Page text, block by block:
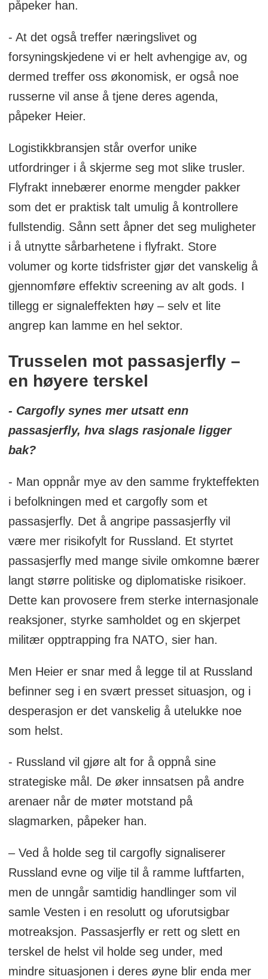
påpeker han.
- At det også treffer næringslivet og
forsyningskjedene vi er helt avhengige av, og
dermed treffer oss økonomisk, er også noe
russerne vil anse å tjene deres agenda,
påpeker Heier.
Logistikkbransjen står overfor unike
utfordringer i å skjerme seg mot slike trusler.
Flyfrakt innebærer enorme mengder pakker
som det er praktisk talt umulig å kontrollere
fullstendig. Sånn sett åpner det seg muligheter
i å utnytte sårbarhetene i flyfrakt. Store
volumer og korte tidsfrister gjør det vanskelig å
gjennomføre effektiv screening av alt gods. I
tillegg er signaleffekten høy – selv et lite
angrep kan lamme en hel sektor.
Trusselen mot passasjerfly –
en høyere terskel
- Cargofly synes mer utsatt enn
passasjerfly, hva slags rasjonale ligger
bak?
- Man oppnår mye av den samme frykteffekten
i befolkningen med et cargofly som et
passasjerfly. Det å angripe passasjerfly vil
være mer risikofylt for Russland. Et styrtet
passasjerfly med mange sivile omkomne bærer
langt større politiske og diplomatiske risikoer.
Dette kan provosere frem sterke internasjonale
reaksjoner, styrke samholdet og en skjerpet
militær opptrapping fra NATO, sier han.
Men Heier er snar med å legge til at Russland
befinner seg i en svært presset situasjon, og i
desperasjon er det vanskelig å utelukke noe
som helst.
- Russland vil gjøre alt for å oppnå sine
strategiske mål. De øker innsatsen på andre
arenaer når de møter motstand på
slagmarken, påpeker han.
– Ved å holde seg til cargofly signaliserer
Russland evne og vilje til å ramme luftfarten,
men de unngår samtidig handlinger som vil
samle Vesten i en resolutt og uforutsigbar
motreaksjon. Passasjerfly er rett og slett en
terskel de helst vil holde seg under, med
mindre situasjonen i deres øyne blir enda mer